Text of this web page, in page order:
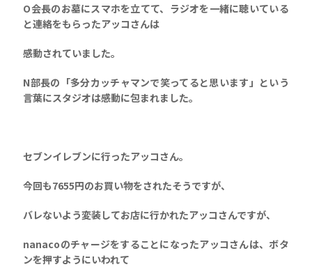
O会長のお墓にスマホを立てて、ラジオを一緒に聴いている
と連絡をもらったアッコさんは
感動されていました。
N部長の「多分カッチャマンで笑ってると思います」 という
言葉にスタジオは感動に包まれました。
セブンイレブンに行ったアッコさん。
今回も7655円のお買い物をされたそうですが、
バレないよう変装してお店に行かれたアッコさんですが、
nanacoのチャージをすることになったアッコさんは、ボタ
ンを押すようにいわれて